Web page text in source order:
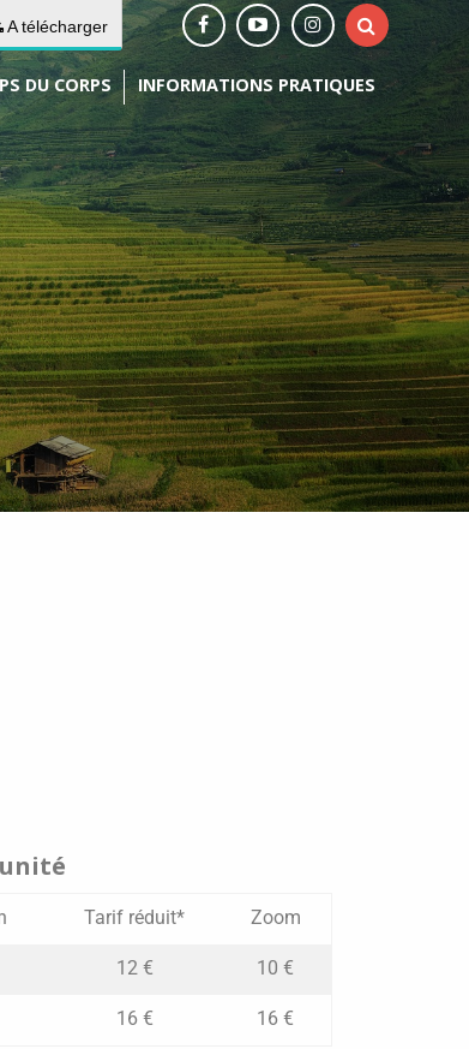
A télécharger
DU CORPS INFORMATIONS PRATIQUES
Tarif réduit* Zoom
12 € 10 €
16 € 16 €